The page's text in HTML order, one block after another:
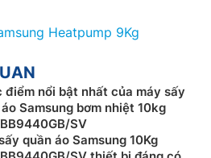
Heatpump 9Kg
điểm nổi bật nhất của máy sấy
Samsung bơm nhiệt 10kg
SV
quần áo Samsung 10Kg